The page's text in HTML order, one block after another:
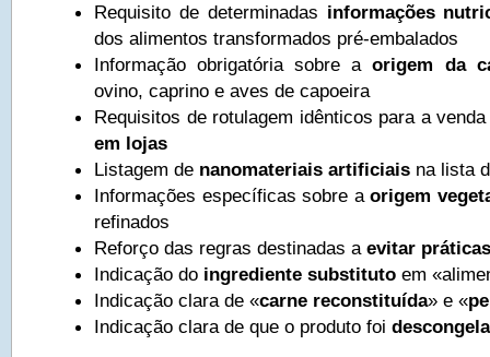
Requisito de determinadas informações
dos alimentos transformados pré-embalados
Informação obrigatória sobre aorigem da
ovino, caprino e aves de capoeira
Requisitos de rotulagem idênticos para a
em lojas
Listagem de nanomateriais artificiais na lista
Informações específicas sobre aorigem
refinados
Reforço das regras destinadas a evitar
Indicação do ingrediente substituto em
Indicação clara de «carne reconstituída» e «
Indicação clara de que o produto foi